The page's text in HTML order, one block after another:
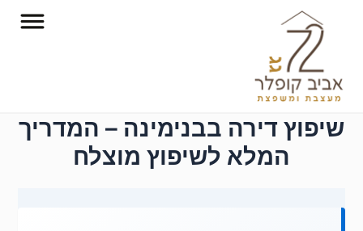
שיפוץ דירה בבנימינה – המדריך
המלא לשיפוץ מוצלח